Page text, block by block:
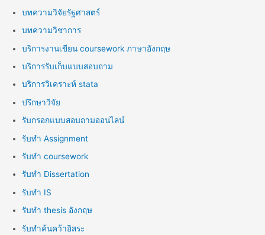
บทความวิจัยรัฐศาสตร์
บทความวิชาการ
บริการงานเขียน coursework ภาษาอังกฤษ
บริการรับเก็บแบบสอบถาม
บริการวิเคราะห์ stata
ปรึกษาวิจัย
รับกรอกแบบสอบถามออนไลน์
รับทำ Assignment
รับทำ coursework
รับทำ Dissertation
รับทำ IS
รับทำ thesis อังกฤษ
รับทำค้นคว้าอิสระ